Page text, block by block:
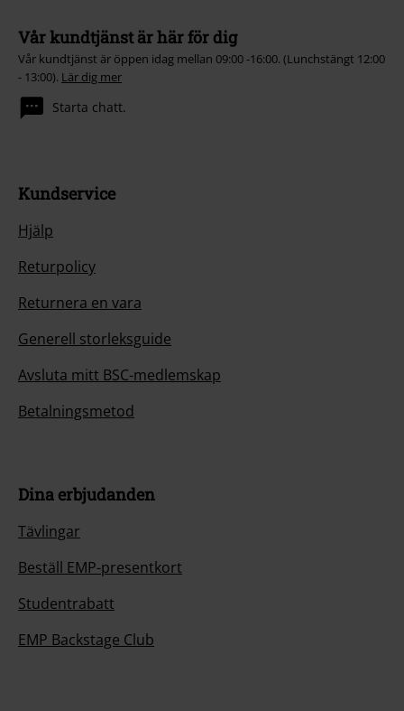
Vår kundtjänst är här för dig
Vår kundtjänst är öppen idag mellan 09:00 -16:00. (Lunchstängt 12:00
- 13:00). Lär dig mer
Starta chatt.
Kundservice
Hjälp
Returpolicy
Returnera en vara
Generell storleksguide
Avsluta mitt BSC-medlemskap
Betalningsmetod
Dina erbjudanden
Tävlingar
Beställ EMP-presentkort
Studentrabatt
EMP Backstage Club